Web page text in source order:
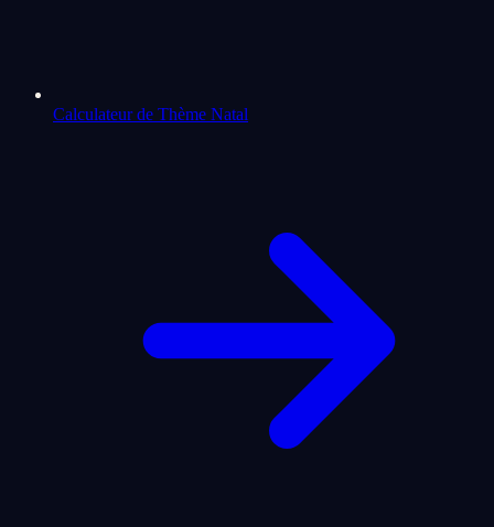
Calculateur de Thème Natal